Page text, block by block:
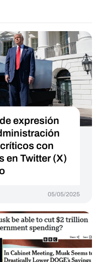
expresión
con
en Twitter (X)
05/05/2025